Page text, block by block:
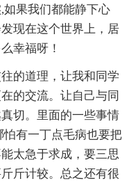
如果我们都能静下心
现在这个世界上，居
幸福呀！
的道理，让我和同学
的交流。让自己与同
切。里面的一些事情
有一丁点毛病也要把
太急于求成，要三思
斤计较。总之还有很